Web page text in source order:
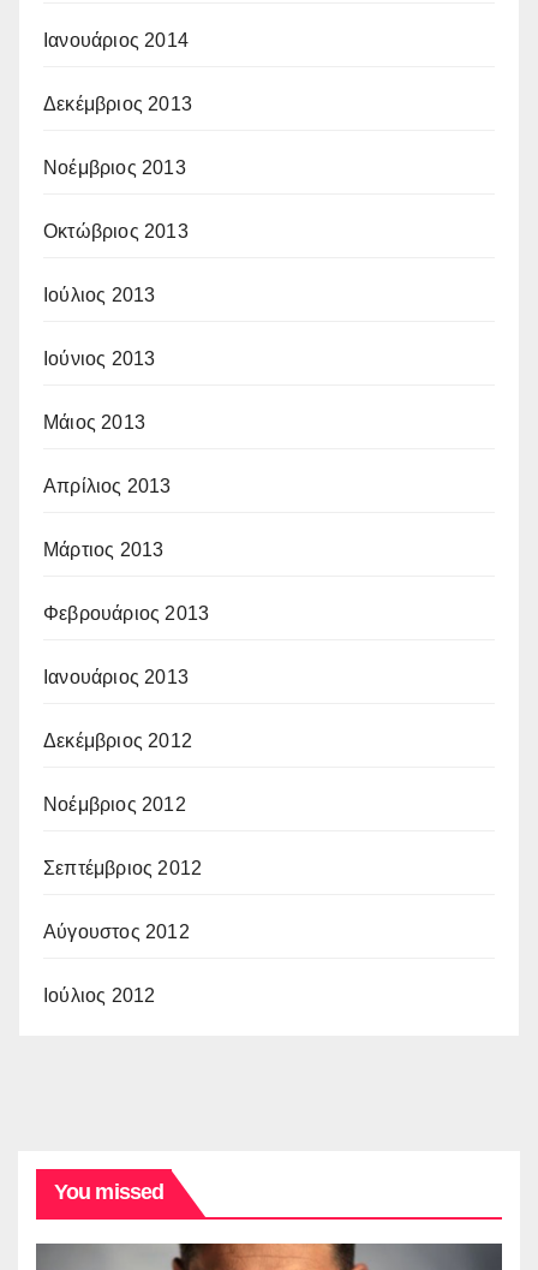
Ιανουάριος 2014
Δεκέμβριος 2013
Νοέμβριος 2013
Οκτώβριος 2013
Ιούλιος 2013
Ιούνιος 2013
Μάιος 2013
Απρίλιος 2013
Μάρτιος 2013
Φεβρουάριος 2013
Ιανουάριος 2013
Δεκέμβριος 2012
Νοέμβριος 2012
Σεπτέμβριος 2012
Αύγουστος 2012
Ιούλιος 2012
You missed